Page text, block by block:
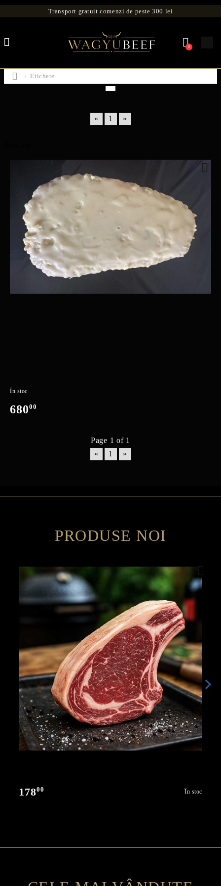
Transport gratuit comenzi de peste 300 lei
0
Etichete
« 1 »
În stoc
68000
Page 1 of 1
«
1 »
PRODUSE NOI
17800 În stoc